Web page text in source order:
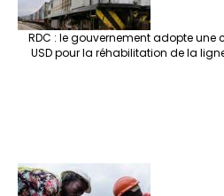
RDC : le gouvernement adopte une
USD pour la réhabilitation de la